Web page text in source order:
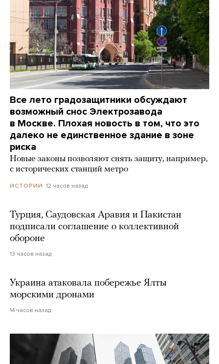
Все лето градозащитники обсуждают
возможный снос Электрозавода
в Москве. Плохая новость в том, что это
далеко не единственное здание в зоне
риска
Новые законы позволяют снять защиту, например,
с исторических станций метро
ИСТОРИИ 12 часов назад
Турция, Саудовская Аравия и Пакистан
подписали соглашение о коллективной
обороне
13 часов назад
Украина атаковала побережье Ялты
морскими дронами
14 часов назад